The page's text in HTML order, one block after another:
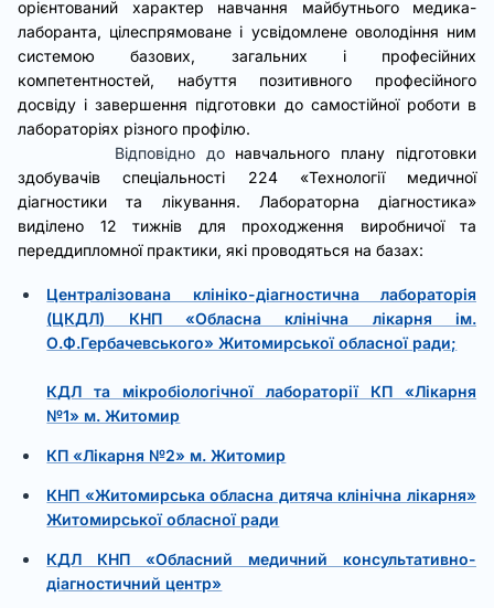
орієнтований характер навчання майбутнього медика-
лаборанта, цілеспрямоване і усвідомлене оволодіння ним
системою базових, загальних і професійних
компетентностей, набуття позитивного професійного
досвіду і завершення підготовки до самостійної роботи в
лабораторіях різного профілю.
Відповідно до навчального плану підготовки
здобувачів спеціальності 224 «Технології медичної
діагностики та лікування. Лабораторна діагностика»
виділено 12 тижнів для проходження виробничої та
переддипломної практики, які проводяться на базах:
Централізована клініко-діагностична лабораторія
(ЦКДЛ) КНП «Обласна клінічна лікарня ім.
О.Ф.Гербачевського» Житомирської обласної ради;
КДЛ та мікробіологічної лабораторії КП «Лікарня
№1» м. Житомир
КП «Лікарня №2» м. Житомир
КНП «Житомирська обласна дитяча клінічна лікарня»
Житомирської обласної ради
КДЛ КНП «Обласний медичний консультативно-
діагностичний центр»